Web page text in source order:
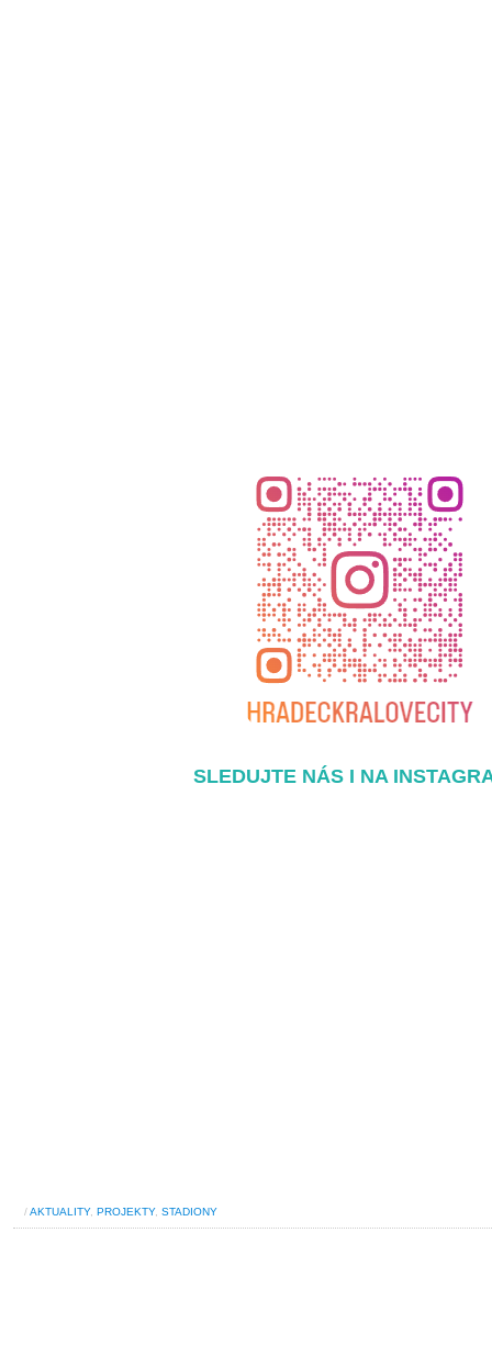
SLEDUJTE NÁS I NA
/AKTUALITY, PROJEKTY, STADIONY